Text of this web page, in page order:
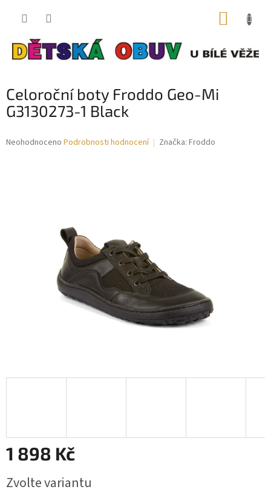
Celoroční boty Froddo Geo-Mi
G3130273-1 Black
Průměrné
Neohodnoceno Podrobnosti hodnocení Značka: Froddo
1 898 Kč
cena:
Zvolte variantu